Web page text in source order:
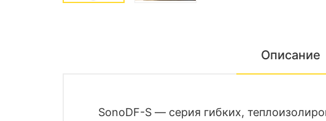
Описание
SonoDF-S — cерия гибких,